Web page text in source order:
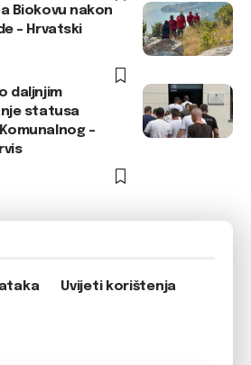
Biokovu nakon
– Hrvatski
daljnjim
statusa
–
Uvijeti korištenja